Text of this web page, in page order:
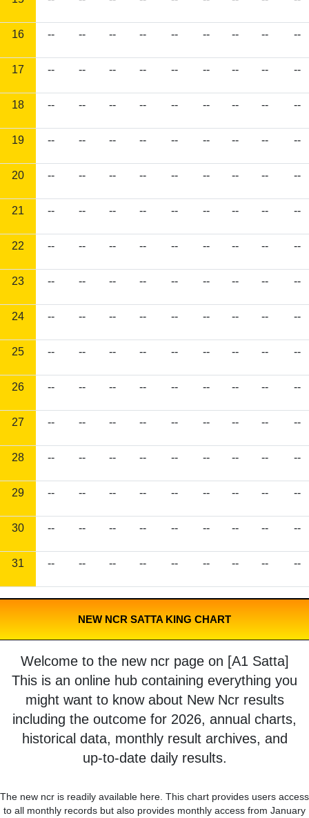
16 -- -- -- -- -- -- -- -- --
17 -- -- -- -- -- -- -- -- --
18 -- -- -- -- -- -- -- -- --
19 -- -- -- -- -- -- -- -- --
20 -- -- -- -- -- -- -- -- --
21 -- -- -- -- -- -- -- -- --
22 -- -- -- -- -- -- -- -- --
23 -- -- -- -- -- -- -- -- --
24 -- -- -- -- -- -- -- -- --
25 -- -- -- -- -- -- -- -- --
26 -- -- -- -- -- -- -- -- --
27 -- -- -- -- -- -- -- -- --
28 -- -- -- -- -- -- -- -- --
29 -- -- -- -- -- -- -- -- --
30 -- -- -- -- -- -- -- -- --
31 -- -- -- -- -- -- -- -- --
NEW NCR SATTA KING CHART
Welcome to the new ncr page on [A1 Satta]
This is an online hub containing everything you
might want to know about New Ncr results
including the outcome for 2026, annual charts,
historical data, monthly result archives, and
up-to-date daily results.
The new ncr is readily available here. This chart provides users access
to all monthly records but also provides monthly access from January